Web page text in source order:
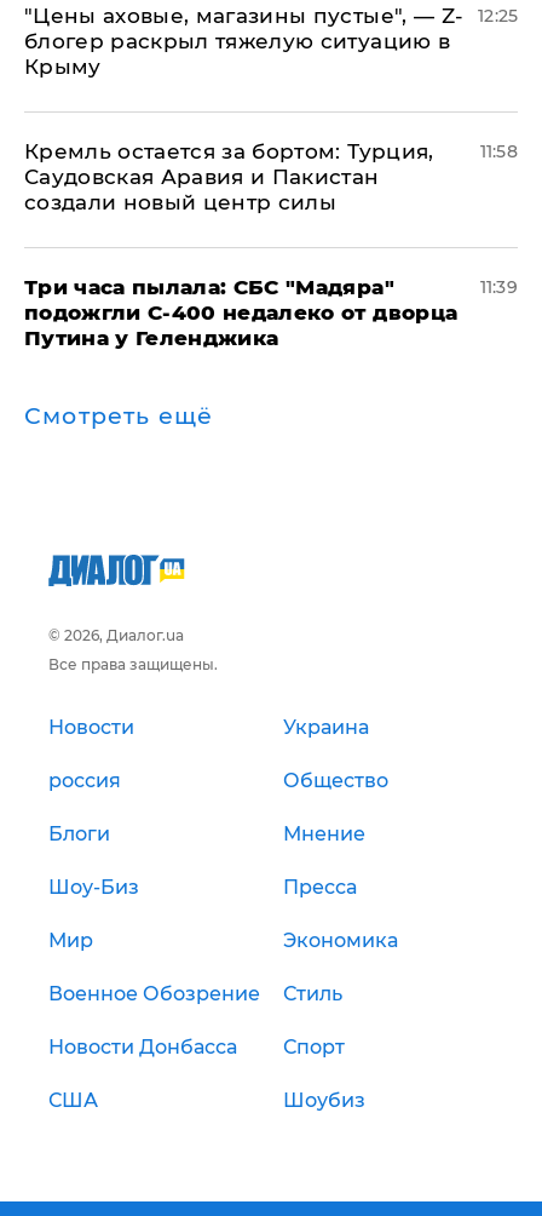
​"Цены аховые, магазины пустые", — Z-
блогер раскрыл тяжелую ситуацию в
Крыму
12:25
​Кремль остается за бортом: Турция,
Саудовская Аравия и Пакистан
создали новый центр силы
11:58
Три часа пылала: СБС "Мадяра"
подожгли С-400 недалеко от дворца
Путина у Геленджика
11:39
Смотреть ещё
© 2026, Диалог.ua
Все права защищены.
Новости Украина
россия Общество
Блоги Мнение
Шоу-Биз Пресса
Мир Экономика
Военное Обозрение Стиль
Новости Донбасса Спорт
США Шоубиз